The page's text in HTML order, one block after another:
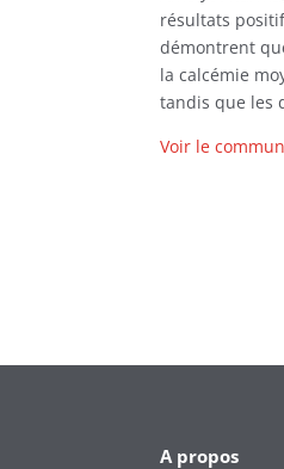
résultats
démontrent
la calcémie
tandis que les
Voir le
A propos